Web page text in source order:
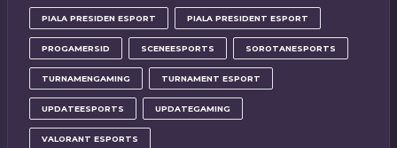
PIALA PRESIDEN ESPORT PIALA PRESIDENT ESPORT
PROGAMERSID SCENEESPORTS SOROTANESPORTS
TURNAMENGAMING TURNAMENT ESPORT
UPDATEESPORTS UPDATEGAMING
VALORANT ESPORTS